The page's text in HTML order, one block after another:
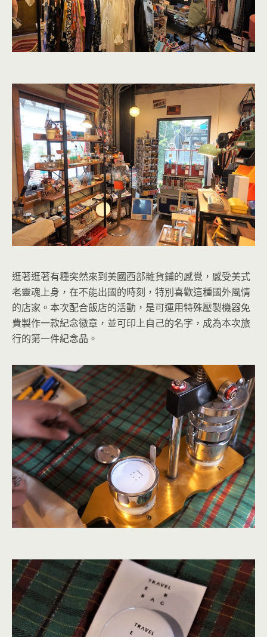
逛著逛著有種突然來到美國西部雜貨鋪的感覺，感受美式
老靈魂上身，在不能出國的時刻，特別喜歡這種國外風情
的店家。本次配合飯店的活動，是可運用特殊壓製機器免
費製作一款紀念徽章，並可印上自己的名字，成為本次旅
行的第一件紀念品。